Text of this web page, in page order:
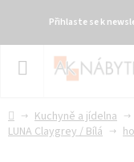
Přihlaste se k
Přejít
DomůKuchyně a jídelna
LUNA Claygrey / Bílá